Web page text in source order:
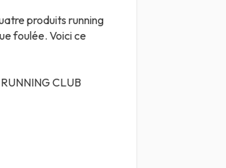
produits running
foulée. Voici ce
CLUB